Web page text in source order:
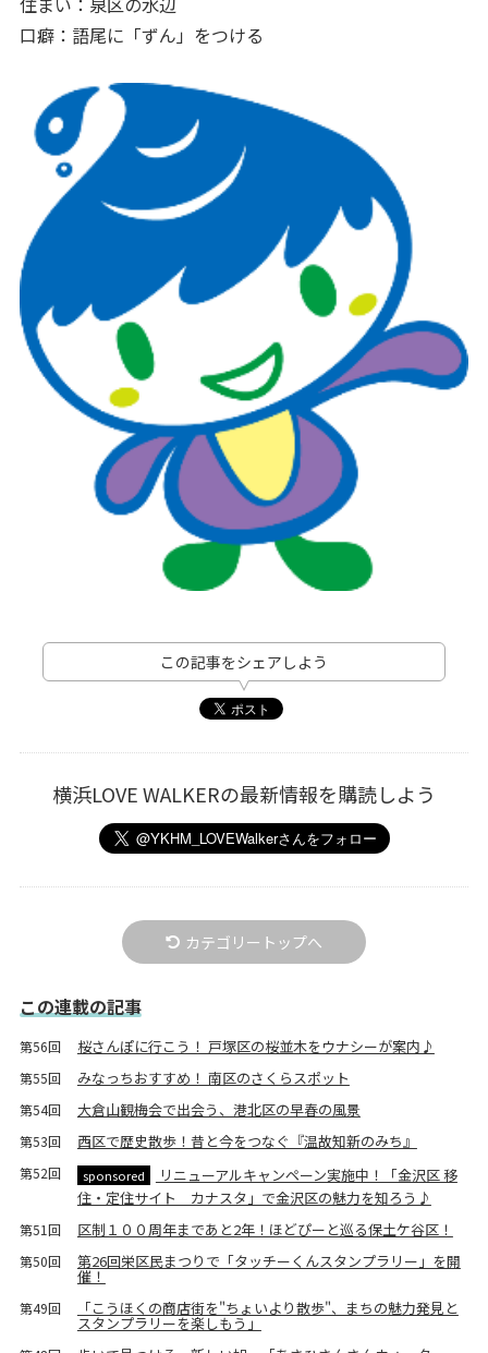
口癖：語尾に「ずん」をつける
この記事をシェアしよう
横浜LOVE WALKERの最新情報を購読しよう
カテゴリートップへ
この連載の記事
第56回 桜さんぽに行こう！ 戸塚区の桜並木をウナシーが案内♪
第55回 みなっちおすすめ！ 南区のさくらスポット
第54回 大倉山観梅会で出会う、港北区の早春の風景
第53回 西区で歴史散歩！昔と今をつなぐ『温故知新のみち』
第52回 sponsored
リニューアルキャンペーン実施中！「金沢区 移
住・定住サイト カナスタ」で金沢区の魅力を知ろう♪
第51回 区制１００周年まであと2年！ほどぴーと巡る保土ケ谷区！
第50回 第26回栄区民まつりで「タッチーくんスタンプラリー」を開
催！
第49回 「こうほくの商店街を"ちょいより散歩"、まちの魅力発見と
スタンプラリーを楽しもう」